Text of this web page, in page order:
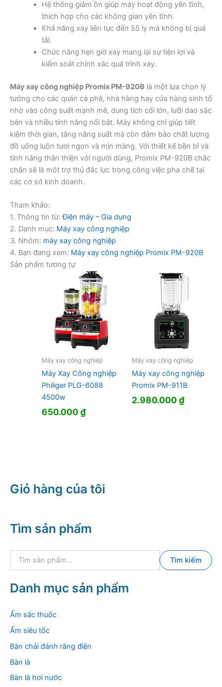
Hệ thống giảm ồn giúp máy hoạt động yên tĩnh,
thích hợp cho các không gian yên tĩnh.
Khả năng xay liên tục đến 55 ly mà không bị quá
tải.
Chức năng hẹn giờ xay mang lại sự tiện lợi và
kiểm soát chính xác quá trình xay.
Máy xay công nghiệp Promix PM-920B là một lựa chọn lý
tưởng cho các quán cà phê, nhà hàng hay cửa hàng sinh tố
nhờ vào công suất mạnh mẽ, dung tích cối lớn, lưỡi dao sắc
bén và nhiều tính năng nổi bật. Máy không chỉ giúp tiết
kiệm thời gian, tăng năng suất mà còn đảm bảo chất lượng
đồ uống luôn tươi ngon và mịn màng. Với thiết kế bền bỉ và
tính năng thân thiện với người dùng, Promix PM-920B chắc
chắn sẽ là một trợ thủ đắc lực trong công việc pha chế tại
các cơ sở kinh doanh.
Tham khảo:
1. Thông tin từ:Điện máy – Gia dụng
2. Danh mục: Máy xay công nghiệp
3. Nhóm: máy xay công nghiệp
4. Bạn đang xem: Máy xay công nghiệp Promix PM-920B
Sản phẩm tương tự
Máy xay công nghiệp
Máy Xay Công nghiệp
Philiger PLG-6088
4500w
650.000₫
Máy xay công nghiệp
Máy xay công nghiệp
Promix PM-911B
2.980.000₫
Giỏ hàng của tôi
Tìm sản phẩm
k
i
m
Tìm kiếm
Danh mục sản phẩm
Ấm sắc thuốc
Ấm siêu tốc
Bàn chải đánh răng điện
Bàn là
Bàn là hơi nước